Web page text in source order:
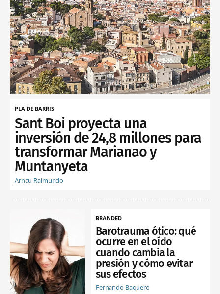
PLA DE BARRIS
Sant Boi proyecta una
inversión de 24,8 millones para
transformar Marianao y
Muntanyeta
Arnau Raimundo
BRANDED
Barotrauma ótico: qué
ocurre en el oído
cuando cambia la
presión y cómo evitar
sus efectos
Fernando Baquero